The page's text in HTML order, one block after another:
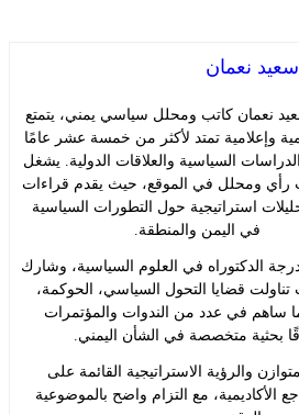
كاتب ومحلل سياسي يمني، يتمتع
تمتد لأكثر من خمسة عشر عامًا
والعلاقات الدولية. يشغل
في الموقع، حيث يقدم قراءات
حول التطورات السياسية
اليمن والمنطقة.
في العلوم السياسية، وشارك
التحول السياسي، الحوكمة،
عدد من الندوات والمؤتمرات
متخصصة في الشأن اليمني.
الاستراتيجية القائمة على
مع التزام واضح بالموضوعية